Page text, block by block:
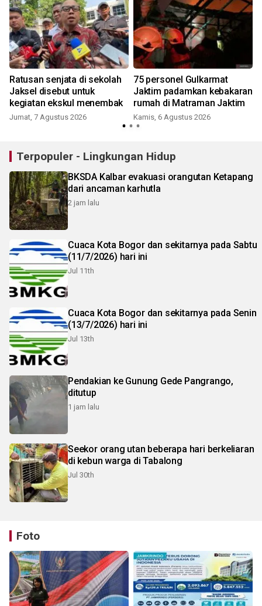
Ratusan senjata di sekolah
Jaksel disebut untuk
kegiatan ekskul menembak
Jumat, 7 Agustus 2026
75 personel Gulkarmat
Jaktim padamkan kebakaran
rumah di Matraman Jaktim
Kamis, 6 Agustus 2026
Terpopuler - Lingkungan Hidup
BKSDA Kalbar evakuasi orangutan Ketapang
dari ancaman karhutla
2 jam lalu
Cuaca Kota Bogor dan sekitarnya pada Sabtu
(11/7/2026) hari ini
Jul 11th
Cuaca Kota Bogor dan sekitarnya pada Senin
(13/7/2026) hari ini
Jul 13th
Pendakian ke Gunung Gede Pangrango,
ditutup
1 jam lalu
Seekor orang utan beberapa hari berkeliaran
di kebun warga di Tabalong
Jul 30th
Foto